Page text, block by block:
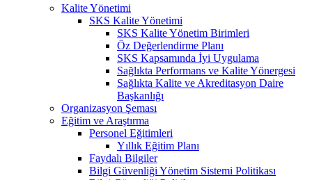
Kalite Yönetimi
SKS Kalite Yönetimi
SKS Kalite Yönetim Birimleri
Öz Değerlendirme Planı
SKS Kapsamında İyi Uygulama
Sağlıkta Performans ve Kalite Yönergesi
Sağlıkta Kalite ve Akreditasyon Daire
Başkanlığı
Organizasyon Şeması
Eğitim ve Araştırma
Personel Eğitimleri
Yıllık Eğitim Planı
Faydalı Bilgiler
Bilgi Güvenliği Yönetim Sistemi Politikası